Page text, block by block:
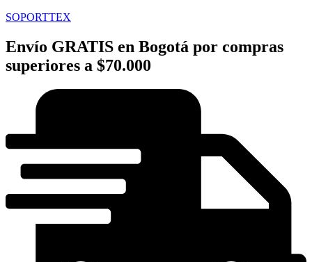
SOPORTTEX
Envío GRATIS en Bogotá por compras
superiores a $70.000